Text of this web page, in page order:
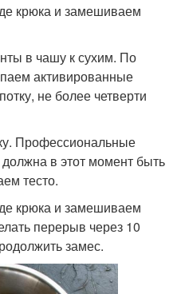
крюка и замешиваем
в чашу к сухим. По
активированные
не более четверти
Профессиональные
должна в этот момент быть
тесто.
крюка и замешиваем
перерыв через 10
замес.